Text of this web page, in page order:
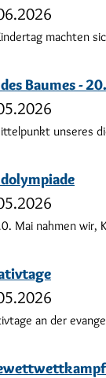
machten
Baumes -
unseres
Mai nahmen wir,
an der